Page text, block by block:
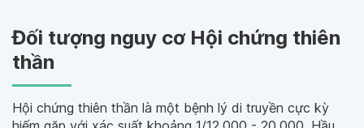
Đối tượng nguy cơ Hội chứng thiên
thần
Hội chứng thiên thần là một bệnh lý di truyền cực kỳ